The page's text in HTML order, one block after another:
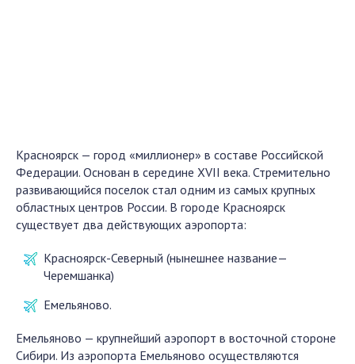
Красноярск — город «миллионер» в составе Российской
Федерации. Основан в середине ХVII века. Стремительно
развивающийся поселок стал одним из самых крупных
областных центров России. В городе Красноярск
существует два действующих аэропорта:
Красноярск-Северный (нынешнее название—
Черемшанка)
Емельяново.
Емельяново — крупнейший аэропорт в восточной стороне
Сибири. Из аэропорта Емельяново осуществляются